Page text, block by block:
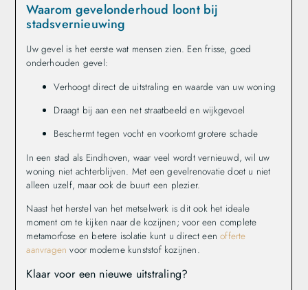
Waarom gevelonderhoud loont bij
stadsvernieuwing
Uw gevel is het eerste wat mensen zien. Een frisse, goed
onderhouden gevel:
Verhoogt direct de uitstraling en waarde van uw woning
Draagt bij aan een net straatbeeld en wijkgevoel
Beschermt tegen vocht en voorkomt grotere schade
In een stad als Eindhoven, waar veel wordt vernieuwd, wil uw
woning niet achterblijven. Met een gevelrenovatie doet u niet
alleen uzelf, maar ook de buurt een plezier.
Naast het herstel van het metselwerk is dit ook het ideale
moment om te kijken naar de kozijnen; voor een complete
metamorfose en betere isolatie kunt u direct eenofferte
aanvragen voor moderne kunststof kozijnen.
Klaar voor een nieuwe uitstraling?